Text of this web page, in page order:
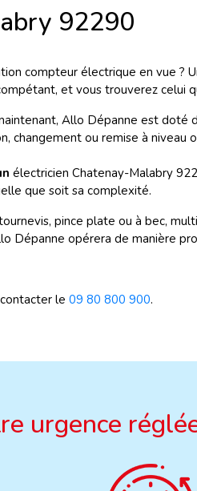
92290
compteur électrique en vue ?
et vous trouverez celui
Allo Dépanne est doté
changement ou remise à niveau
électricien Chatenay-Malabry
que soit sa complexité.
pince plate ou à bec,
Dépanne opérera de manière
le 09 80 800 900.
urgence